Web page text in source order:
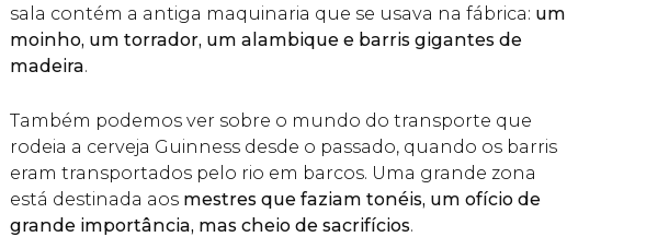
sala contém a antiga maquinaria que se usava na fábrica: um
moinho, um torrador, um alambique e barris gigantes de
madeira.
Também podemos ver sobre o mundo do transporte que
rodeia a cerveja Guinness desde o passado, quando os barris
eram transportados pelo rio em barcos. Uma grande zona
está destinada aos mestres que faziam tonéis, um ofício de
grande importância, mas cheio de sacrifícios.